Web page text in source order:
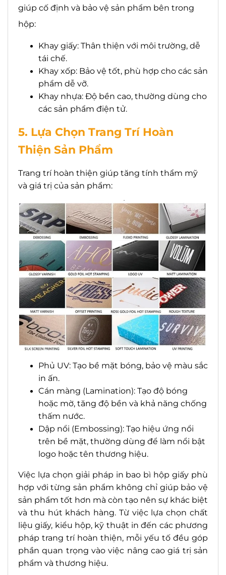
giúp cố định và bảo vệ sản phẩm bên trong
hộp:
Khay giấy: Thân thiện với môi trường, dễ
tái chế.
Khay xốp: Bảo vệ tốt, phù hợp cho các sản
phẩm dễ vỡ.
Khay nhựa: Độ bền cao, thường dùng cho
các sản phẩm điện tử.
5. Lựa Chọn Trang Trí Hoàn
Thiện Sản Phẩm
Trang trí hoàn thiện giúp tăng tính thẩm mỹ
và giá trị của sản phẩm:
Phủ UV: Tạo bề mặt bóng, bảo vệ màu sắc
in ấn.
Cán màng (Lamination): Tạo độ bóng
hoặc mờ, tăng độ bền và khả năng chống
thấm nước.
Dập nổi (Embossing): Tạo hiệu ứng nổi
trên bề mặt, thường dùng để làm nổi bật
logo hoặc tên thương hiệu.
Việc lựa chọn giải pháp in bao bì hộp giấy phù
hợp với từng sản phẩm không chỉ giúp bảo vệ
sản phẩm tốt hơn mà còn tạo nên sự khác biệt
và thu hút khách hàng. Từ việc lựa chọn chất
liệu giấy, kiểu hộp, kỹ thuật in đến các phương
pháp trang trí hoàn thiện, mỗi yếu tố đều góp
phần quan trọng vào việc nâng cao giá trị sản
phẩm và thương hiệu.